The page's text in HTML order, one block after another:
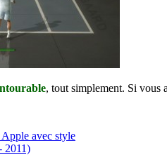
, tout simplement. Si vous
avec style
2011)